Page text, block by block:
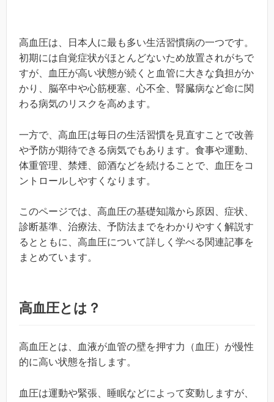
高血圧は、日本人に最も多い生活習慣病の一つです。
初期には自覚症状がほとんどないため放置されがちで
すが、血圧が高い状態が続くと血管に大きな負担がか
かり、脳卒中や心筋梗塞、心不全、腎臓病など命に関
わる病気のリスクを高めます。
一方で、高血圧は毎日の生活習慣を見直すことで改善
や予防が期待できる病気でもあります。食事や運動、
体重管理、禁煙、節酒などを続けることで、血圧をコ
ントロールしやすくなります。
このページでは、高血圧の基礎知識から原因、症状、
診断基準、治療法、予防法までをわかりやすく解説す
るとともに、高血圧について詳しく学べる関連記事を
まとめています。
高血圧とは？
高血圧とは、血液が血管の壁を押す力（血圧）が慢性
的に高い状態を指します。
血圧は運動や緊張、睡眠などによって変動しますが、